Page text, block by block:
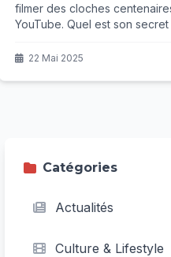
filmer des cloches
YouTube. Quel est son secret
22 Mai 2025
Catégories
Actualités
Culture & Lifestyle